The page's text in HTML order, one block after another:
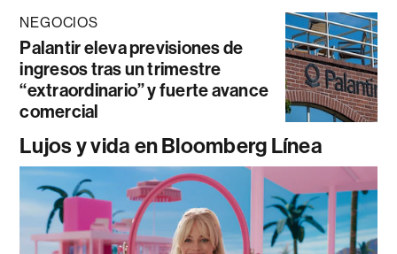
NEGOCIOS
Palantir eleva previsiones de
ingresos tras un trimestre
“extraordinario” y fuerte avance
comercial
Lujos y vida en Bloomberg Línea